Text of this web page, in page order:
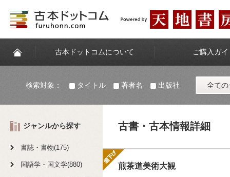
古本ドットコムについて ご購入ガ
検索対象： タイトル 著者名 出版社 全て
ジャンルから探す
書誌・書物(175)
国語学・国文学(880)
古書・古本情報詳細
煎茶道美術大観